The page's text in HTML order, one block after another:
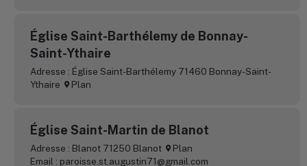
Église Saint-Barthélemy de Bonnay-
Saint-Ythaire
Adresse : Église Saint-Barthélemy 71460 Bonnay-Saint-
Ythaire
Plan
Église Saint-Martin de Blanot
Adresse : Blanot 71250 Blanot
Plan
Email : paroisse.st.augustin71@gmail.com